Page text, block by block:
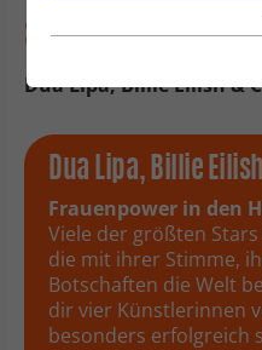
Szene März 2026
Dua Lipa, Billie Eilish &
Dua Lipa, Billie
Frauenpower in den
Viele der größten
die mit ihrer Stimme,
Botschaften die Welt
dir vier Künstlerinnen
besonders erfolgreich